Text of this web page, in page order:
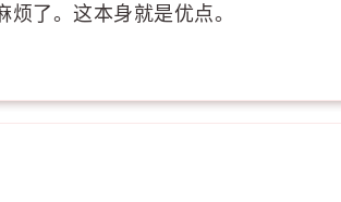
了。这本身就是优点。